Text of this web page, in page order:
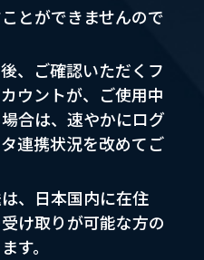
とができませんので
、ご確認いただくフ
ウントが、ご使用中
合は、速やかにログ
連携状況を改めてご
、日本国内に在住
け取りが可能な方の
す。